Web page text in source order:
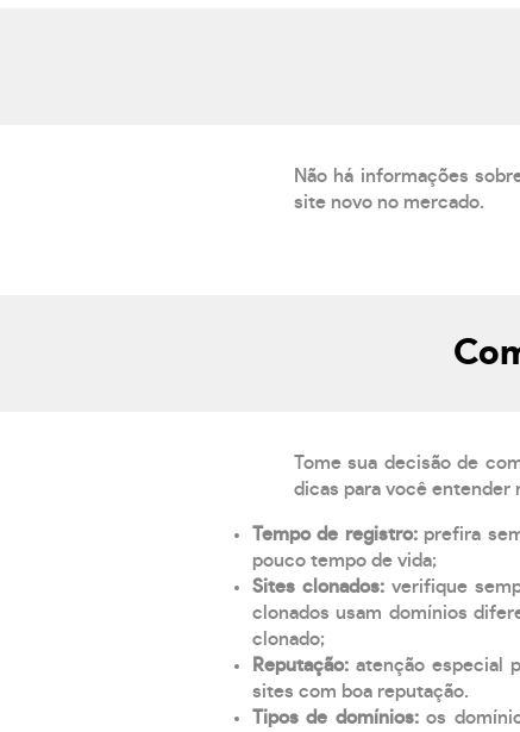
Não há informações
site novo no mercado.
Tome sua decisão de
dicas para você entender
Tempo de registro: prefira
pouco tempo de vida;
Sites clonados: verifique
clonados usam domínios
clonado;
Reputação: atenção especial
sites com boa reputação.
Tipos de domínios:os